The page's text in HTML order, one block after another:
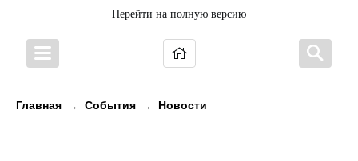
Перейти на полную версию
Главная → События → Новости